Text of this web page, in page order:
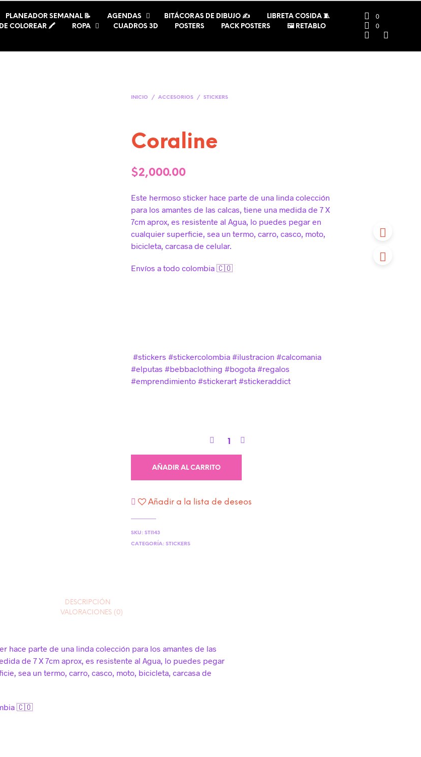
PLANEADOR SEMANAL 📝 AGENDAS BITÁCORAS DE DIBUJO ✍️
LIBRETA COSIDA 🧵
COLOREAR 🖍️ ROPA CUADROS 3D POSTERS PACK POSTERS
🖼️ RETABLO
0
0
INICIO / ACCESORIOS / STICKERS
Coraline
$2,000.00
Este hermoso sticker hace parte de una linda colección
para los amantes de las calcas, tiene una medida de7 X
7cm aprox, es resistente al Agua, lo puedes pegar en
cualquier superficie, sea un termo, carro, casco, moto,
bicicleta, carcasa de celular.
Envíos a todo colombia 🇨🇴
#stickers #stickercolombia #ilustracion #calcomania
#elputas #bebbaclothing #bogota #regalos
#emprendimiento #stickerart #stickeraddict
AÑADIR AL CARRITO
Añadir a la lista de deseos
SKU:STI143
CATEGORÍA:STICKERS
DESCRIPCIÓN
VALORACIONES (0)
hace parte de una linda colección para los amantes de las
de 7 X 7cm aprox, es resistente al Agua, lo puedes pegar
sea un termo, carro, casco, moto, bicicleta, carcasa de
🇨🇴